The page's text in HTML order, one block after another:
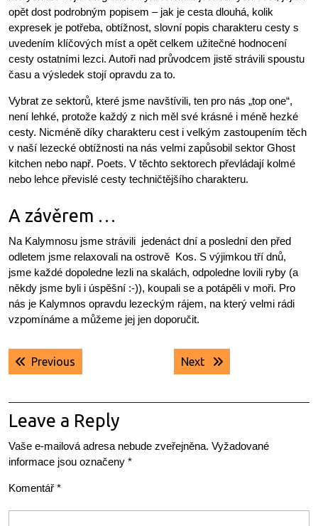
opět dost podrobným popisem – jak je cesta dlouhá, kolik
expresek je potřeba, obtížnost, slovní popis charakteru cesty s
uvedením klíčových míst a opět celkem užitečné hodnocení
cesty ostatními lezci. Autoři nad průvodcem jistě strávili spoustu
času a výsledek stojí opravdu za to.
Vybrat ze sektorů, které jsme navštívili, ten pro nás „top one“,
není lehké, protože každý z nich měl své krásné i méně hezké
cesty. Nicméně díky charakteru cest i velkým zastoupením těch
v naší lezecké obtížnosti na nás velmi zapůsobil sektor Ghost
kitchen nebo např. Poets. V těchto sektorech převládají kolmé
nebo lehce převislé cesty techničtějšího charakteru.
A závěrem …
Na Kalymnosu jsme strávili jedenáct dní a poslední den před
odletem jsme relaxovali na ostrově Kos. S výjimkou tří dnů,
jsme každé dopoledne lezli na skalách, odpoledne lovili ryby (a
někdy jsme byli i úspěšní :-)), koupali se a potápěli v moři. Pro
nás je Kalymnos opravdu lezeckým rájem, na který velmi rádi
vzpomínáme a můžeme jej jen doporučit.
Navigace
proPrevious Next Next post:
Leave a Reply
Vaše e-mailová adresa nebude zveřejněna. Vyžadované
informace jsou označeny *
Komentář *